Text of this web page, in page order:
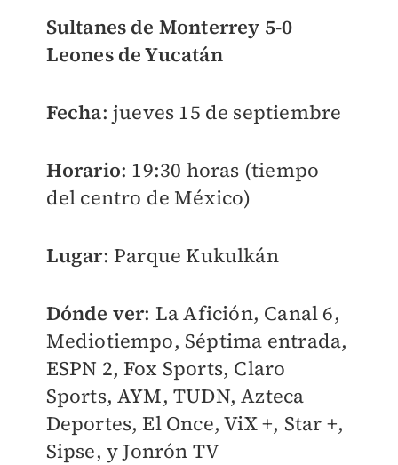
Sultanes de Monterrey 5-0
Leones de Yucatán
Fecha: jueves 15 de septiembre
Horario: 19:30 horas (tiempo
del centro de México)
Lugar: Parque Kukulkán
Dónde ver: La Afición, Canal 6,
Mediotiempo, Séptima entrada,
ESPN 2, Fox Sports, Claro
Sports, AYM, TUDN, Azteca
Deportes, El Once, ViX +, Star +,
Sipse, y Jonrón TV